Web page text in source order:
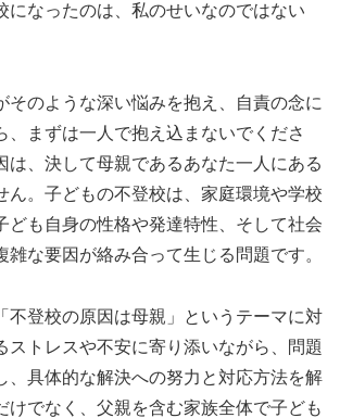
になったのは、私のせいなのではない
そのような深い悩みを抱え、自責の念に
、まずは一人で抱え込まないでくださ
は、決して母親であるあなた一人にある
ん。子どもの不登校は、家庭環境や学校
ども自身の性格や発達特性、そして社会
雑な要因が絡み合って生じる問題です。
不登校の原因は母親」というテーマに対
ストレスや不安に寄り添いながら、問題
、具体的な解決への努力と対応方法を解
けでなく、父親を含む家族全体で子ども